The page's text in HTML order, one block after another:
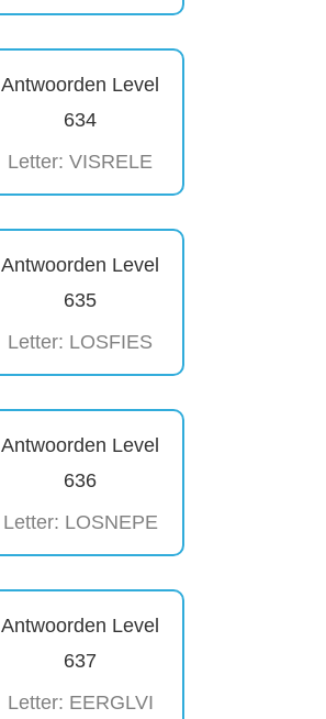
Antwoorden Level
634
Letter: VISRELE
Antwoorden Level
635
Letter: LOSFIES
Antwoorden Level
636
Letter: LOSNEPE
Antwoorden Level
637
Letter: EERGLVI